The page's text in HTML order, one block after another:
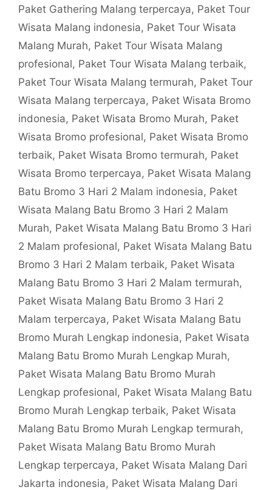
Paket Gathering Malang terpercaya, Paket Tour
Wisata Malang indonesia, Paket Tour Wisata
Malang Murah, Paket Tour Wisata Malang
profesional, Paket Tour Wisata Malang terbaik,
Paket Tour Wisata Malang termurah, Paket Tour
Wisata Malang terpercaya, Paket Wisata Bromo
indonesia, Paket Wisata Bromo Murah, Paket
Wisata Bromo profesional, Paket Wisata Bromo
terbaik, Paket Wisata Bromo termurah, Paket
Wisata Bromo terpercaya, Paket Wisata Malang
Batu Bromo 3 Hari 2 Malam indonesia, Paket
Wisata Malang Batu Bromo 3 Hari 2 Malam
Murah, Paket Wisata Malang Batu Bromo 3 Hari
2 Malam profesional, Paket Wisata Malang Batu
Bromo 3 Hari 2 Malam terbaik, Paket Wisata
Malang Batu Bromo 3 Hari 2 Malam termurah,
Paket Wisata Malang Batu Bromo 3 Hari 2
Malam terpercaya, Paket Wisata Malang Batu
Bromo Murah Lengkap indonesia, Paket Wisata
Malang Batu Bromo Murah Lengkap Murah,
Paket Wisata Malang Batu Bromo Murah
Lengkap profesional, Paket Wisata Malang Batu
Bromo Murah Lengkap terbaik, Paket Wisata
Malang Batu Bromo Murah Lengkap termurah,
Paket Wisata Malang Batu Bromo Murah
Lengkap terpercaya, Paket Wisata Malang Dari
Jakarta indonesia, Paket Wisata Malang Dari